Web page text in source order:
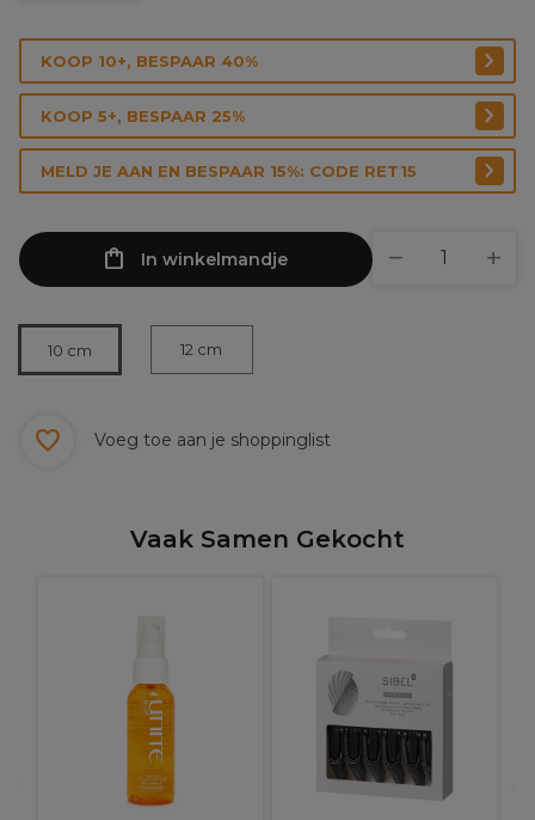
KOOP 10+, BESPAAR 40%
KOOP 5+, BESPAAR 25%
MELD JE AAN EN BESPAAR 15%: CODE RET15
In winkelmandje
10 cm 12 cm
Voeg toe aan je shoppinglist
Vaak Samen Gekocht